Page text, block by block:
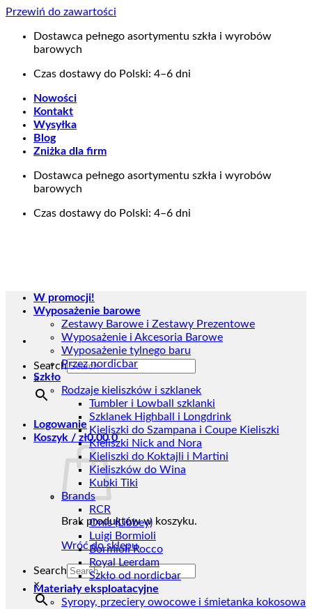
Przewiń do zawartości
Dostawca pełnego asortymentu szkła i wyrobów
barowych
Czas dostawy do Polski: 4–6 dni
Nowości
Kontakt
Wysyłka
Blog
Zniżka dla firm
Dostawca pełnego asortymentu szkła i wyrobów
barowych
Czas dostawy do Polski: 4–6 dni
Search
×
Logowanie
Koszyk / zł0,00 0
Brak produktów w koszyku.
Wróć do sklepu
Search
×
W promocji!
Wyposażenie barowe
Zestawy Barowe i Zestawy Prezentowe
Wyposażenie i Akcesoria Barowe
Wyposażenie tylnego baru
Przez nordicbar
Szkło
Rodzaje kieliszków i szklanek
Tumbler i Lowball szklanki
Szklanek Highball i Longdrink
Kieliszki do Szampana i Coupe Kieliszki
Kieliszki Nick and Nora
Kieliszki do Koktajli i Martini
Kieliszków do Wina
Kubki Tiki
Brands
RCR
Onis (Libbey)
Luigi Bormioli
Bormioli Rocco
Royal Leerdam
Szkło od nordicbar
Materiały eksploatacyjne
Syropy, przeciery owocowe i śmietanka kokosowa